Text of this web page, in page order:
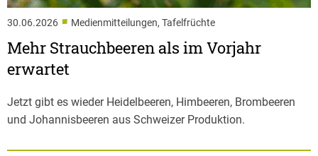
30.06.2026 ■ Medienmitteilungen, Tafelfrüchte
Mehr Strauchbeeren als im Vorjahr
erwartet
Jetzt gibt es wieder Heidelbeeren, Himbeeren, Brombeeren
und Johannisbeeren aus Schweizer Produktion.